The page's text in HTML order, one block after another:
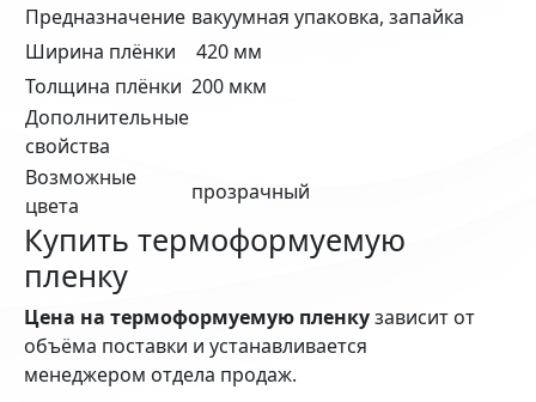
Предназначение вакуумная упаковка, запайка
Ширина плёнки
420 мм
Толщина плёнки 200 мкм
Дополнительные
свойства
Возможные
цвета
прозрачный
Купить термоформуемую
пленку
Цена на термоформуемую пленкузависит от
объёма поставки и устанавливается
менеджером отдела продаж.